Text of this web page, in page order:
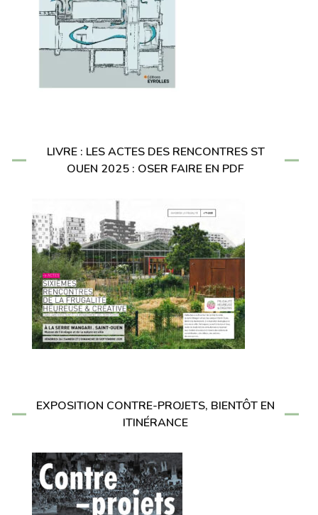
LIVRE : LES ACTES DES RENCONTRES ST
OUEN 2025 : OSER FAIRE EN PDF
EXPOSITION CONTRE-PROJETS, BIENTÔT EN
ITINÉRANCE